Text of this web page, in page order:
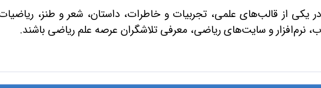
یکی از قالب‌های علمی، تجربیات و خاطرات، داستان، شعر و طنز،
نرم‌افزار و سایت‌های ریاضی، معرفی تلاشگران عرصه علم ریاضی باشند.